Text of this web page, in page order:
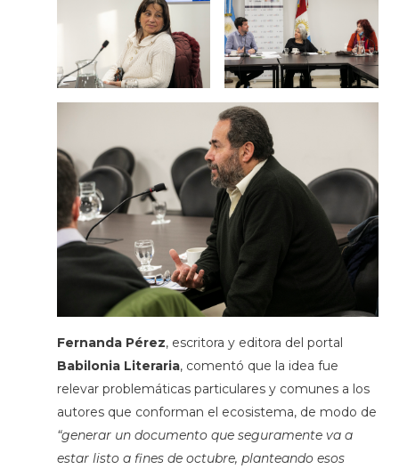
Fernanda Pérez, escritora y editora del portal
Babilonia Literaria, comentó que la idea fue
relevar problemáticas particulares y comunes a los
autores que conforman el ecosistema, de modo de
“generar un documento que seguramente va a
estar listo a fines de octubre, planteando esos